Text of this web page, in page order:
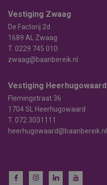
Vestiging Zwaag
De Factorij 2d
1689 AL Zwaag
T. 0229 745 010
zwaag@baanbereik.nl
Vestiging Heerhugowaard
Flemingstraat 36
1704 SL Heerhugowaard
T. 072 3031111
heerhugowaard@baanbereik.nl